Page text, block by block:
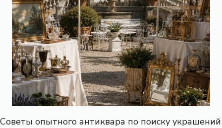
Советы опытного антиквара по поиску украшений